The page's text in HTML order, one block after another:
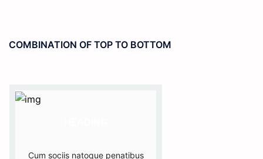
COMBINATION OF TOP TO BOTTOM
Cum sociis natoque penatibus